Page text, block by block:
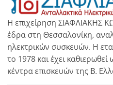
Η επιχείρηση ΣΙΑΦΛΙΑΚΗΣ
έδρα στη Θεσσαλονίκη,
ηλεκτρικών συσκευών. Η
το 1978 και έχει
κέντρα επισκευών της Β.